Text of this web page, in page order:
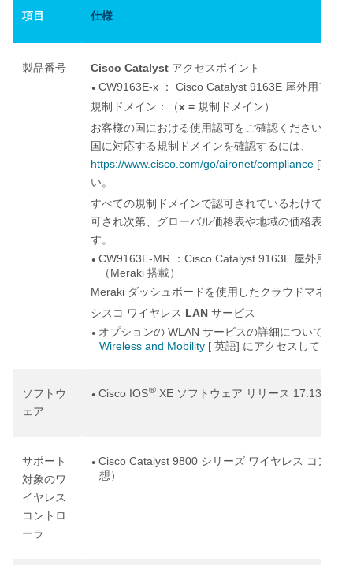
項目 仕様
製品番号 Cisco Catalyst アクセスポイント
● CW9163E-x ： Cisco Catalyst 9163E 屋外用アク
規制ドメイン：（x = 規制ドメイン）
お客様の国における使用認可をご確認ください。認
国に対応する規制ドメインを確認するには、
https://www.cisco.com/go/aironet/compliance [英語
い。
すべての規制ドメインで認可されているわけではあ
可され次第、グローバル価格表や地域の価格表に製
す。
● CW9163E-MR ： Cisco Catalyst 9163E 屋外用アク
（ Meraki 搭載）
Meraki ダッシュボードを使用したクラウドマネージ
シスコ ワイヤレス LAN サービス
● オプションの WLAN サービスの詳細については、
Wireless and Mobility [ 英語] にアクセスしてくだ
ソフトウ
ェア
● Cisco IOS® XE ソフトウェア リリース 17.13.1
サポート
対象のワ
イヤレス
コントロ
ーラ
● Cisco Catalyst 9800 シリーズ ワイヤレス コント
想）